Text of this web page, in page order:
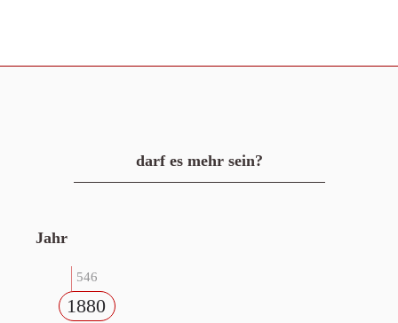
darf es mehr sein?
Jahr
546
1880